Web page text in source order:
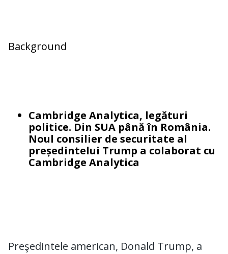
Background
Cambridge Analytica, legături
politice. Din SUA până în România.
Noul consilier de securitate al
președintelui Trump a colaborat cu
Cambridge Analytica
Preşedintele american, Donald Trump, a